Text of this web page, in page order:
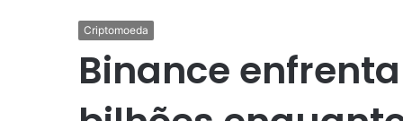
Criptomoeda
Binance